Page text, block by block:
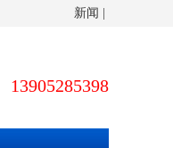
新闻
13905285398